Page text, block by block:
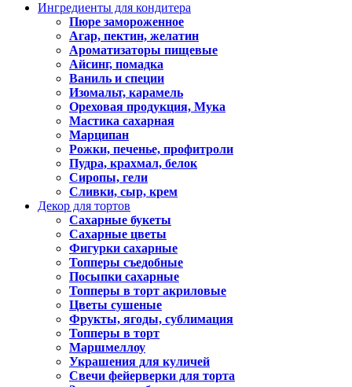
Ингредиенты для кондитера
Пюре замороженное
Агар, пектин, желатин
Ароматизаторы пищевые
Айсинг, помадка
Ваниль и специи
Изомальт, карамель
Ореховая продукция, Мука
Мастика сахарная
Марципан
Рожки, печенье, профитроли
Пудра, крахмал, белок
Сиропы, гели
Сливки, сыр, крем
Декор для тортов
Сахарные букеты
Сахарные цветы
Фигурки сахарные
Топперы съедобные
Посыпки сахарные
Топперы в торт акриловые
Цветы сушеные
Фрукты, ягоды, сублимация
Топперы в торт
Маршмеллоу
Украшения для куличей
Свечи фейерверки для торта